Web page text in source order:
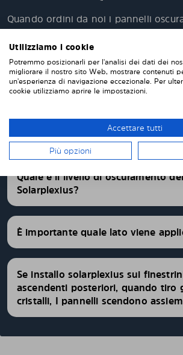
Quando ordini da noi i pannelli
questi verranno prodotti
misura per i vetri della tua auto. Non
rifinire nulla da solo. I nostri pannelli
vengono consegnati pretagliati con
perfetta. Abbiamo pannelli oscurati
oltre 4500 differenti modelli di auto.
Quale è il livello di oscuramento
Solarplexius?
È importante quale lato viene
Se installo solarplexius sui
ascendenti posteriori, quando tiro
cristalli, I pannelli scendono
Utilizziamo i cookie
Potremmo posizionarli per l'analisi dei dati dei
migliorare il nostro sito Web, mostrare contenuti
un'esperienza di navigazione eccezionale. Per
cookie utilizziamo aprire le impostazioni.
Accettare tutti
Più opzioni